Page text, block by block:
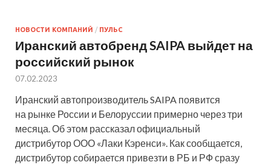
НОВОСТИ КОМПАНИЙ / ПУЛЬС
Иранский автобренд SAIPA выйдет на
российский рынок
07.02.2023
Иранский автопроизводитель SAIPA появится
на рынке России и Белоруссии примерно через три
месяца. Об этом рассказал официальный
дистрибутор ООО «Лаки Кэренси». Как сообщается,
дистрибутор собирается привезти в РБ и РФ сразу